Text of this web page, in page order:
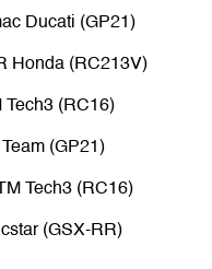
Ducati (GP21)
Honda (RC213V)
(RC16)
(GP21)
Tech3 (RC16)
(GSX-RR)